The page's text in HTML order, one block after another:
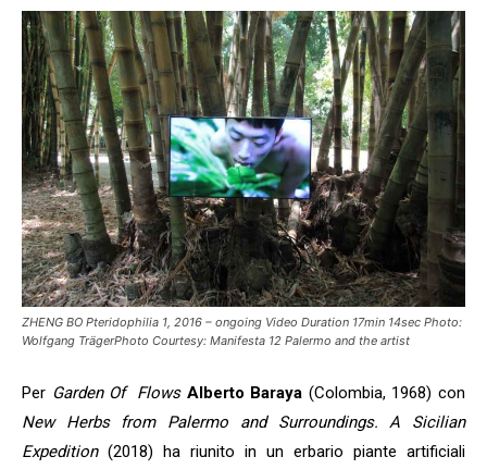
ZHENG BO Pteridophilia 1, 2016 – ongoing Video Duration 17min 14sec Photo:
Wolfgang TrägerPhoto Courtesy: Manifesta 12 Palermo and the artist
Per Garden Of Flows Alberto Baraya (Colombia, 1968) con
New Herbs from Palermo and Surroundings. A Sicilian
Expedition(2018) ha riunito in un erbario piante artificiali